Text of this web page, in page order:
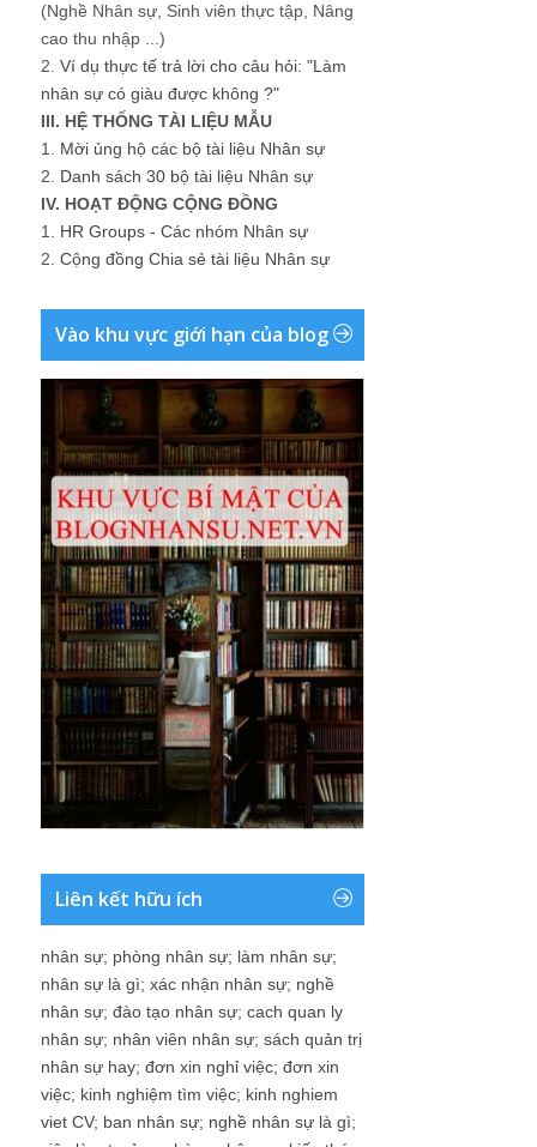
(Nghề Nhân sự, Sinh viên thực tập, Nâng
cao thu nhập ...)
2. Ví dụ thực tế trả lời cho câu hỏi: "Làm
nhân sự có giàu được không ?"
III. HỆ THỐNG TÀI LIỆU MẪU
1. Mời ủng hộ các bộ tài liệu Nhân sự
2. Danh sách 30 bộ tài liệu Nhân sự
IV. HOẠT ĐỘNG CỘNG ĐỒNG
1. HR Groups - Các nhóm Nhân sự
2. Cộng đồng Chia sẻ tài liệu Nhân sự
Vào khu vực giới hạn của blog
Liên kết hữu ích
nhân sự; phòng nhân sự; làm nhân sự;
nhân sự là gì; xác nhận nhân sự; nghề
nhân sự; đào tạo nhân sự; cach quan ly
nhân sự; nhân viên nhân sự; sách quản trị
nhân sự hay; đơn xin nghỉ việc; đơn xin
việc; kinh nghiệm tìm việc; kinh nghiem
viet CV; ban nhân sự; nghề nhân sự là gì;